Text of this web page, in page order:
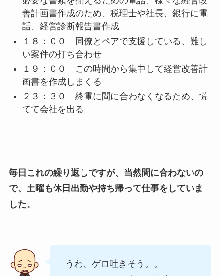
善計画書作成のため、税理士や社長、銀行に電
話、経営診断報告書作成
１８：００ 同僚とペアで支援している、難し
い案件の打ち合わせ
１９：００ この時間から集中して経営改善計
画書を作成しまくる
２３：３０ 終電に間に合わなくなるため、慌
てて会社を出る
毎日これの繰り返しですが、当然間に合わないの
で、土曜も休日出勤や持ち帰って仕事をしていま
した。
うわ、ゲロ吐きそう。。